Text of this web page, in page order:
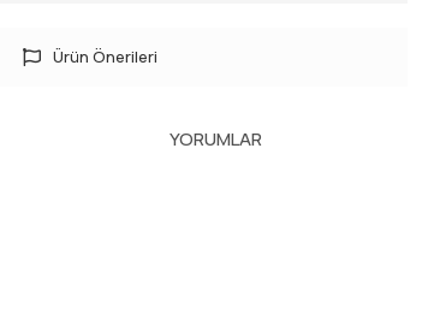
Ürün Önerileri
YORUMLAR